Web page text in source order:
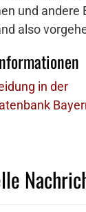
und andere
also
in der